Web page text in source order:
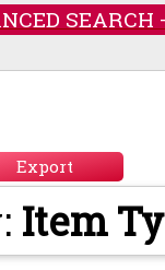
SEARCH
Item